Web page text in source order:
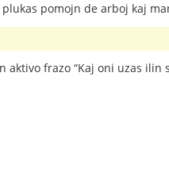
pomojn de arboj kaj
frazo “Kaj oni uzas ilin